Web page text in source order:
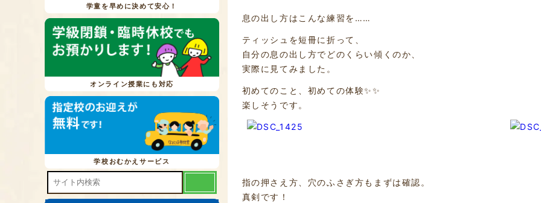
息の出し方はこんな練習を……
ティッシュを短冊に折って、
自分の息の出し方でどのくらい傾くのか、
実際に見てみました。
初めてのこと、初めての体験✨✨
楽しそうです。
指の押さえ方、穴のふさぎ方もまずは確認。
真剣です！
学童を早めに決めて安心！
オンライン授業にも対応
学校おむかえサービス